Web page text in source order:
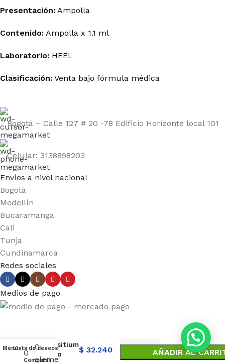
Presentación: Ampolla
Contenido: Ampolla x 1.1 ml
Laboratorio: HEEL
Clasificación: Venta bajo fórmula médica
Bogotá – Calle 127 # 20 -78 Edificio Horizonte local 101
Celular: 3138898203
Envíos a nivel nacional
Bogotá
Medellín
Bucaramanga
Cali
Tunja
Cundinamarca
Redes sociales
Medios de pago
Compositium
Ampolla
$ 32.240
AÑADIR AL
MenúLista de deseos
0
Comparar
0
elementos